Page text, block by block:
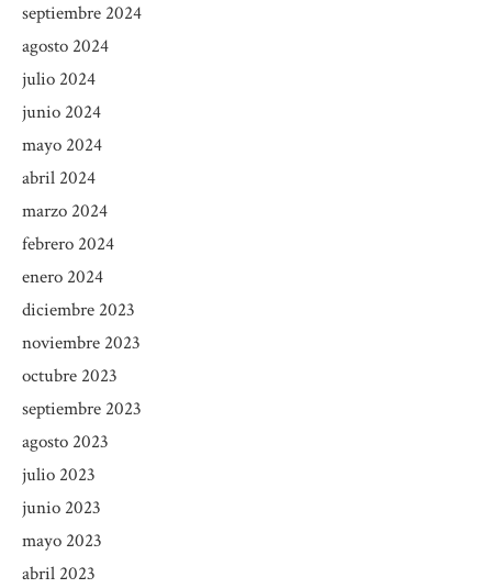
septiembre 2024
agosto 2024
julio 2024
junio 2024
mayo 2024
abril 2024
marzo 2024
febrero 2024
enero 2024
diciembre 2023
noviembre 2023
octubre 2023
septiembre 2023
agosto 2023
julio 2023
junio 2023
mayo 2023
abril 2023